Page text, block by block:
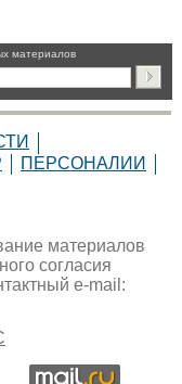
материалов
ПЕРСОНАЛИИ
материалов
согласия
e-mail: